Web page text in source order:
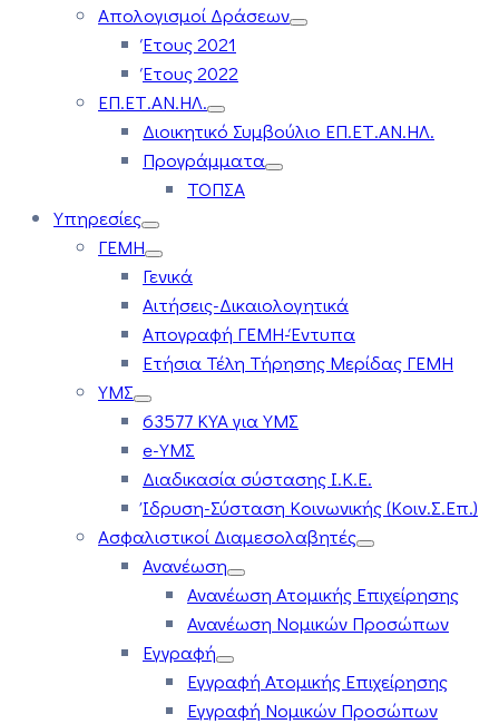
Απολογισμοί Δράσεων
Έτους 2021
Έτους 2022
ΕΠ.ΕΤ.ΑΝ.ΗΛ.
Διοικητικό Συμβούλιο ΕΠ.ΕΤ.ΑΝ.ΗΛ.
Προγράμματα
ΤΟΠΣΑ
Υπηρεσίες
ΓΕΜΗ
Γενικά
Αιτήσεις-Δικαιολογητικά
Απογραφή ΓΕΜΗ-Έντυπα
Ετήσια Τέλη Τήρησης Μερίδας ΓΕΜΗ
ΥΜΣ
63577 ΚΥΑ για ΥΜΣ
e-ΥΜΣ
Διαδικασία σύστασης Ι.Κ.Ε.
Ίδρυση-Σύσταση Κοινωνικής (Κοιν.Σ.Επ.)
Ασφαλιστικοί Διαμεσολαβητές
Ανανέωση
Ανανέωση Ατομικής Επιχείρησης
Ανανέωση Νομικών Προσώπων
Εγγραφή
Εγγραφή Ατομικής Επιχείρησης
Εγγραφή Νομικών Προσώπων